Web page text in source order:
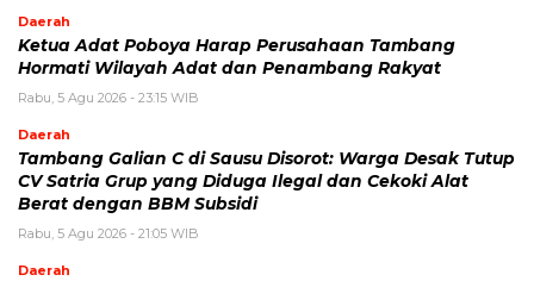
Daerah
Ketua Adat Poboya Harap Perusahaan Tambang
Hormati Wilayah Adat dan Penambang Rakyat
Rabu, 5 Agu 2026 - 23:15 WIB
Daerah
Tambang Galian C di Sausu Disorot: Warga Desak Tutup
CV Satria Grup yang Diduga Ilegal dan Cekoki Alat
Berat dengan BBM Subsidi
Rabu, 5 Agu 2026 - 21:05 WIB
Daerah